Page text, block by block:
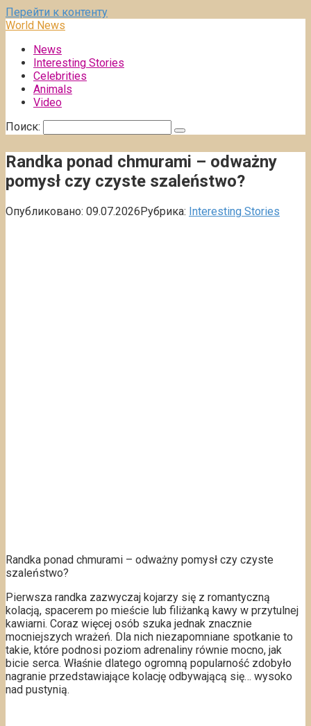
Перейти к контенту
World News
News
Interesting Stories
Celebrities
Animals
Video
Поиск:
Randka ponad chmurami – odważny
pomysł czy czyste szaleństwo?
Опубликовано: 09.07.2026Рубрика: Interesting Stories
Randka ponad chmurami – odważny pomysł czy czyste
szaleństwo?
Pierwsza randka zazwyczaj kojarzy się z romantyczną
kolacją, spacerem po mieście lub filiżanką kawy w przytulnej
kawiarni. Coraz więcej osób szuka jednak znacznie
mocniejszych wrażeń. Dla nich niezapomniane spotkanie to
takie, które podnosi poziom adrenaliny równie mocno, jak
bicie serca. Właśnie dlatego ogromną popularność zdobyło
nagranie przedstawiające kolację odbywającą się… wysoko
nad pustynią.